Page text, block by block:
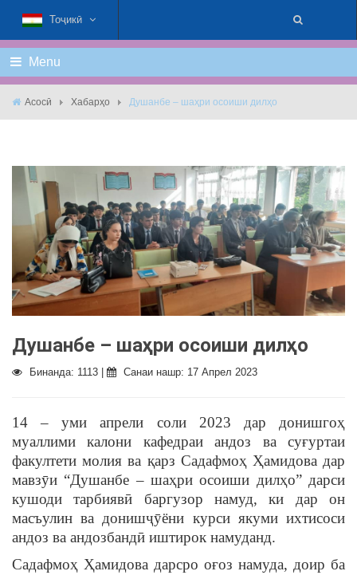
Тоҷикӣ
Menu
Асосӣ Хабарҳо Душанбе – шаҳри осоиши дилҳо
Душанбе – шаҳри осоиши дилҳо
Бинанда: 1113 | Санаи нашр: 17 Апрел 2023
14 – уми апрели соли 2023 дар донишгоҳ
муаллими калони кафедраи андоз ва суғуртаи
факултети молия ва қарз Садафмоҳ Ҳамидова дар
мавзӯи “Душанбе – шаҳри осоиши дилҳо” дарси
кушоди тарбиявӣ баргузор намуд, ки дар он
масъулин ва донишҷӯёни курси якуми ихтисоси
андоз ва андозбандӣ иштирок намуданд.
Садафмоҳ Ҳамидова дарсро оғоз намуда, доир ба